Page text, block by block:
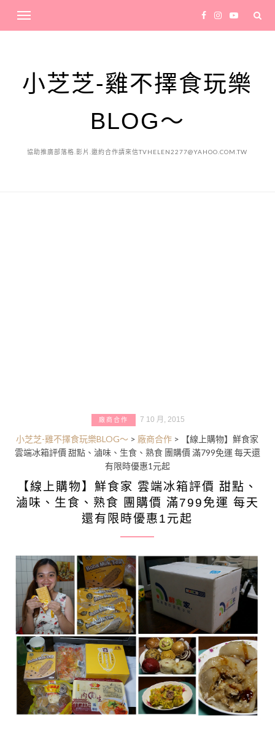
小芝芝-雞不擇食玩樂
BLOG～
協助推廣部落格.影片.邀約合作請來信TVHELEN2277@YAHOO.COM.TW
廠商合作 7 10 月, 2015
小芝芝-雞不擇食玩樂BLOG～ > 廠商合作 >
【線上購物】鮮食家
雲端冰箱評價 甜點、滷味、生食、熟食 團購價 滿799免運 每天還
有限時優惠1元起
【線上購物】鮮食家 雲端冰箱評價 甜點、
滷味、生食、熟食 團購價 滿799免運 每天
還有限時優惠1元起